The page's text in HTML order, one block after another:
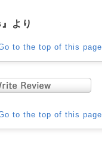
より
to the top of this page
to the top of this page